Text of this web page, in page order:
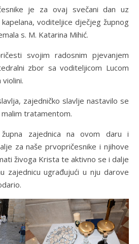
je za ovaj svečani dan uz
kapelana, voditeljice dječjeg župnog
s. M. Katarina Mihić.
svojim radosnim pjevanjem
zbor sa voditeljicom Lucom
violini.
zajedničko slavlje nastavilo se
tratamentom.
zajednica na ovom daru i
za naše prvopričesnike i njihove
živoga Krista te aktivno se i dalje
zajednicu ugrađujući u nju darove